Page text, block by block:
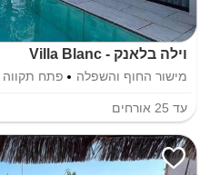
וילה בלאנק - Villa Blanc
מישור החוף והשפלה פתח תקווה
עד 25 אורחים